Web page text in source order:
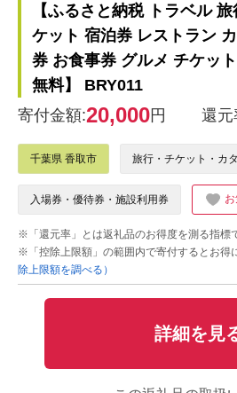
【ふるさと納税 トラベル
ケット 宿泊券 レストラン
券 お食事券 グルメ チケッ
無料】 BRY011
寄付金額:20,000円 還元
千葉県 香取市 旅行・チケット・カ
入場券・優待券・施設利用券
※「還元率」とは返礼品のお得度を測る指標
※「控除上限額」の範囲内で寄付するとお得
除上限額を調べる）
詳細を見